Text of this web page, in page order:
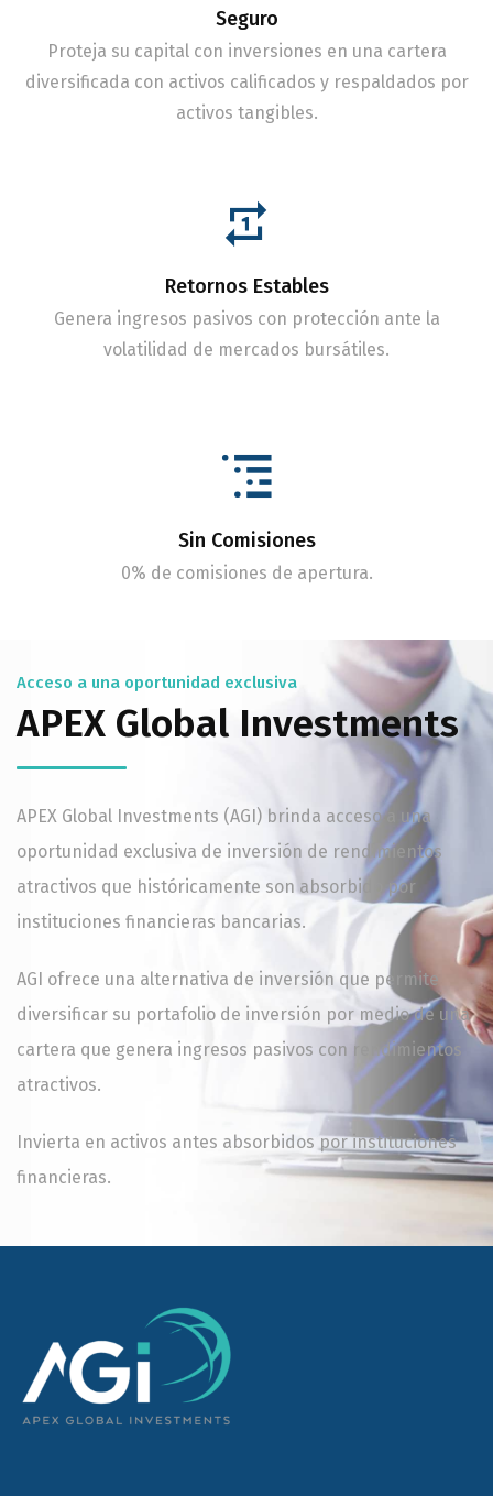
Seguro
Proteja su capital con inversiones en una cartera
diversificada con activos calificados y respaldados por
activos tangibles.
Retornos Estables
Genera ingresos pasivos con protección ante la
volatilidad de mercados bursátiles.
Sin Comisiones
0% de comisiones de apertura.
Acceso a una oportunidad exclusiva
APEX Global Investments
APEX Global Investments (AGI) brinda acceso a una
oportunidad exclusiva de inversión de rendimientos
atractivos que históricamente son absorbido por
instituciones financieras bancarias.
AGI ofrece una alternativa de inversión que permite
diversificar su portafolio de inversión por medio de una
cartera que genera ingresos pasivos con rendimientos
atractivos.
Invierta en activos antes absorbidos por instituciones
financieras.